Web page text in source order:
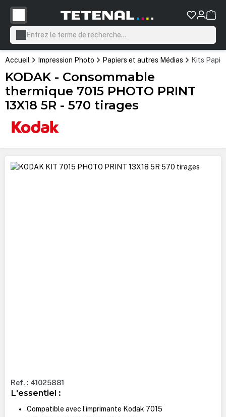
principal
Accueil Impression Photo Papiers et autres Médias Kits
KODAK - Consommable
thermique 7015 PHOTO PRINT
13X18 5R - 570 tirages
Ignorer la galerie d'images
Ref. : 41025881
L'essentiel :
Compatible avec l’imprimante Kodak 7015